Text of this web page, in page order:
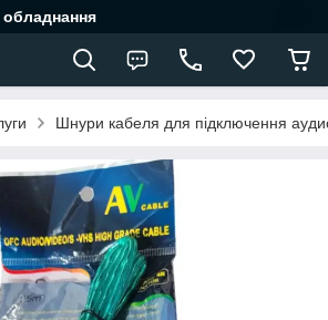
обладнання
Шнури кабеля для підключення